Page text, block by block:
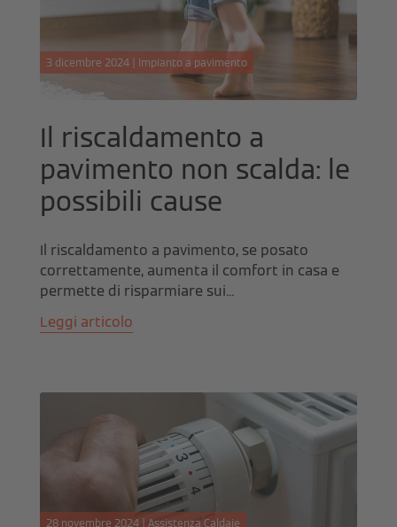
3 dicembre 2024 | Impianto a pavimento
Il riscaldamento a
pavimento non scalda: le
possibili cause
Il riscaldamento a pavimento, se posato
correttamente, aumenta il comfort in casa e
permette di risparmiare sui...
Leggi articolo
28 novembre 2024 | Assistenza Caldaie